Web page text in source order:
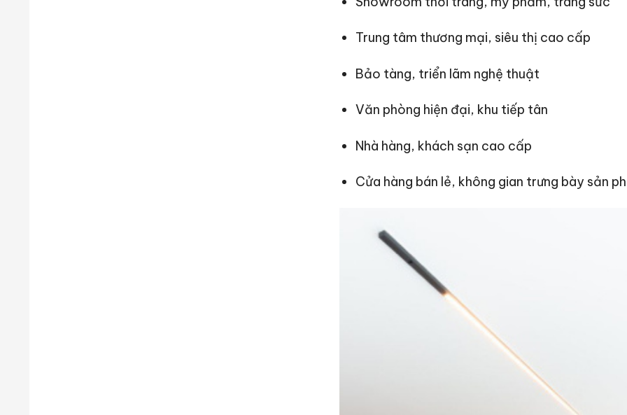
Trung tâm thương mại, siêu thị cao cấp
Bảo tàng, triển lãm nghệ thuật
Văn phòng hiện đại, khu tiếp tân
Nhà hàng, khách sạn cao cấp
Cửa hàng bán lẻ, không gian trưng bày sản